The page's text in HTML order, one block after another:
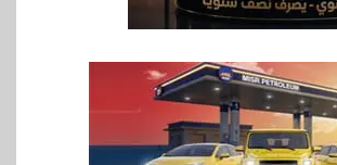
ارتفاع أسعار النفط مع تصاعد
المخاوف بشأن مستقبل الملاحة
في مضيق هرمز